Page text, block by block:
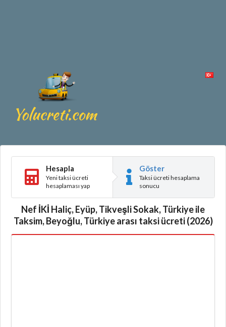
Hesapla
Yeni taksi ücreti
hesaplaması yap
Göster
Taksi ücreti hesaplama
sonucu
Nef İKİ Haliç, Eyüp, Tikveşli Sokak, Türkiye ile
Taksim, Beyoğlu, Türkiye arası taksi ücreti (2026)